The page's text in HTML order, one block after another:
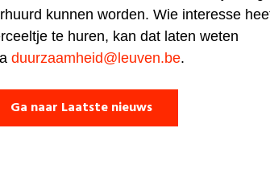
kunnen worden. Wie interesse
te huren, kan dat laten weten
duurzaamheid@leuven.be.
Ga naar Laatste nieuws